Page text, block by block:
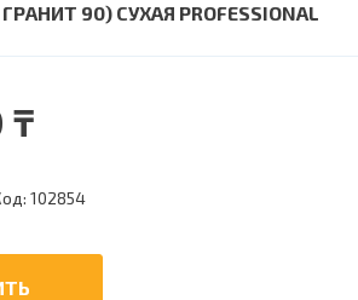
90) СУХАЯ PROFESSIONAL
₸
102854